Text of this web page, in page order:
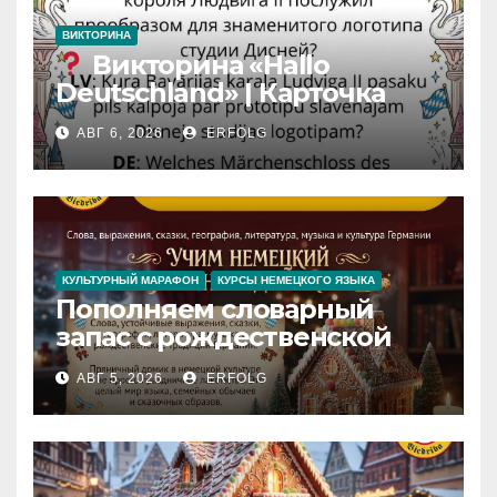
ВИКТОРИНА
Викторина «Hallo
Deutschland» | Карточка
№46
Замок вдохновения
Iedvesmas pils / Schloss der
Inspiration
АВГ 6, 2026 ERFOLG
КУЛЬТУРНЫЙ МАРАФОН КУРСЫ НЕМЕЦКОГО ЯЗЫКА
Пополняем словарный
запас с рождественской
сказкой! Учим немецкий
вместе с Lebkuchenhaus
АВГ 5, 2026 ERFOLG